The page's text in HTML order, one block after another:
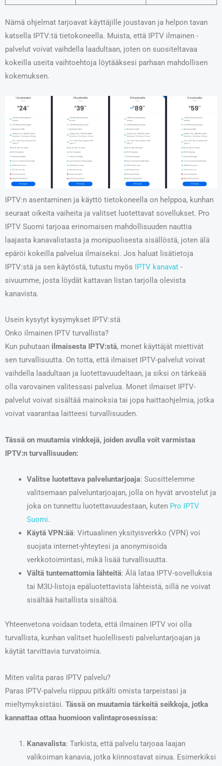
Nämä ohjelmat tarjoavat käyttäjille joustavan ja helpon tavan
katsella IPTV:tä tietokoneella. Muista, että IPTV ilmainen -
palvelut voivat vaihdella laadultaan, joten on suositeltavaa
kokeilla useita vaihtoehtoja löytääksesi parhaan mahdollisen
kokemuksen.
IPTV:n asentaminen ja käyttö tietokoneella on helppoa, kunhan
seuraat oikeita vaiheita ja valitset luotettavat sovellukset. Pro
IPTV Suomi tarjoaa erinomaisen mahdollisuuden nauttia
laajasta kanavalistasta ja monipuolisesta sisällöstä, joten älä
epäröi kokeilla palvelua ilmaiseksi. Jos haluat lisätietoja
IPTV:stä ja sen käytöstä, tutustu myös IPTV kanavat -
sivuumme, josta löydät kattavan listan tarjolla olevista
kanavista.
Usein kysytyt kysymykset IPTV:stä
Onko ilmainen IPTV turvallista?
Kun puhutaan ilmaisesta IPTV:stä, monet käyttäjät miettivät
sen turvallisuutta. On totta, että ilmaiset IPTV-palvelut voivat
vaihdella laadultaan ja luotettavuudeltaan, ja siksi on tärkeää
olla varovainen valitessasi palvelua. Monet ilmaiset IPTV-
palvelut voivat sisältää mainoksia tai jopa haittaohjelmia, jotka
voivat vaarantaa laitteesi turvallisuuden.
Tässä on muutamia vinkkejä, joiden avulla voit varmistaa
IPTV:n turvallisuuden:
Valitse luotettava palveluntarjoaja: Suosittelemme
valitsemaan palveluntarjoajan, jolla on hyvät arvostelut ja
joka on tunnettu luotettavuudestaan, kuten Pro IPTV
Suomi.
Käytä VPN:ää: Virtuaalinen yksityisverkko (VPN) voi
suojata internet-yhteytesi ja anonymisoida
verkkotoimintasi, mikä lisää turvallisuutta.
Vältä tuntemattomia lähteitä: Älä lataa IPTV-sovelluksia
tai M3U-listoja epäluotettavista lähteistä, sillä ne voivat
sisältää haitallista sisältöä.
Yhteenvetona voidaan todeta, että ilmainen IPTV voi olla
turvallista, kunhan valitset huolellisesti palveluntarjoajan ja
käytät tarvittavia turvatoimia.
Miten valita paras IPTV palvelu?
Paras IPTV-palvelu riippuu pitkälti omista tarpeistasi ja
mieltymyksistäsi. Tässä on muutamia tärkeitä seikkoja, jotka
kannattaa ottaa huomioon valintaprosessissa:
Kanavalista: Tarkista, että palvelu tarjoaa laajan
valikoiman kanavia, jotka kiinnostavat sinua. Esimerkiksi